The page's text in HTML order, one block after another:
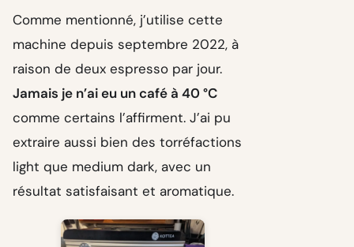
Comme mentionné, j’utilise cette
machine depuis septembre 2022, à
raison de deux espresso par jour.
Jamais je n’ai eu un café à 40 °C
comme certains l’affirment. J’ai pu
extraire aussi bien des torréfactions
light que medium dark, avec un
résultat satisfaisant et aromatique.